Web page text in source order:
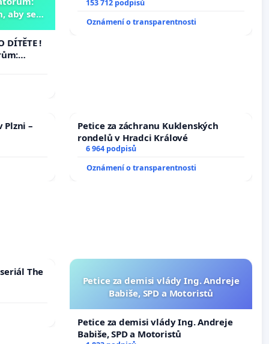
aby se
DÍTĚTE !
se
153 712 podpisů
Oznámení o transparentnosti
Plzni –
Petice za záchranu Kuklenských
rondelů v Hradci Králové
6 964 podpisů
Oznámení o transparentnosti
The
Petice za demisi vlády Ing. Andreje
Babiše, SPD a Motoristů
Petice za demisi vlády Ing. Andreje
Babiše, SPD a Motoristů